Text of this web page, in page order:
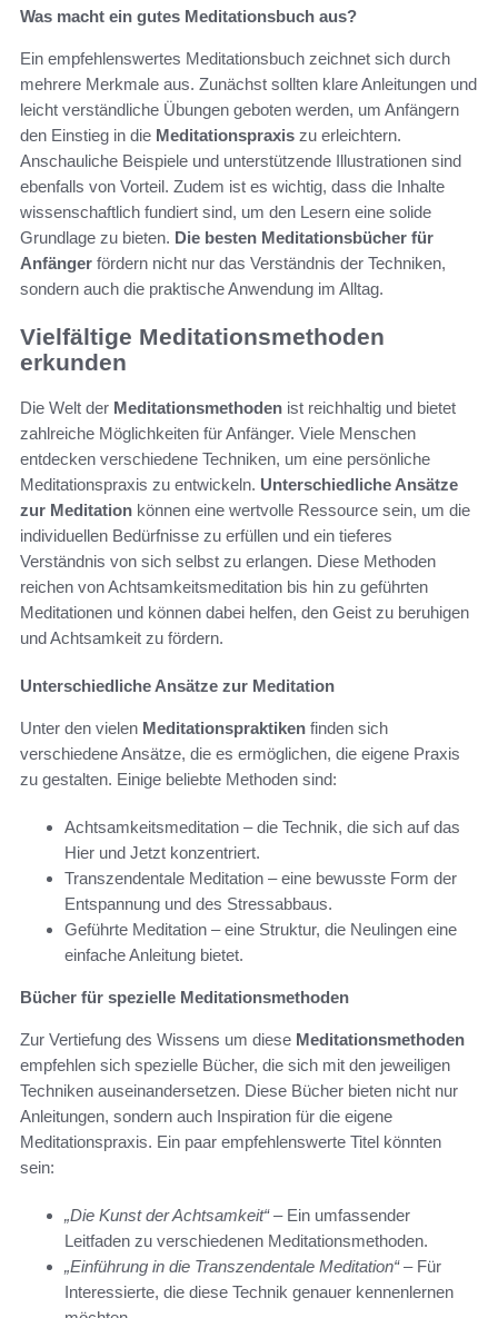
Was macht ein gutes Meditationsbuch aus?
Ein empfehlenswertes Meditationsbuch zeichnet sich durch
mehrere Merkmale aus. Zunächst sollten klare Anleitungen und
leicht verständliche Übungen geboten werden, um Anfängern
den Einstieg in die Meditationspraxis zu erleichtern.
Anschauliche Beispiele und unterstützende Illustrationen sind
ebenfalls von Vorteil. Zudem ist es wichtig, dass die Inhalte
wissenschaftlich fundiert sind, um den Lesern eine solide
Grundlage zu bieten. Die besten Meditationsbücher für
Anfänger fördern nicht nur das Verständnis der Techniken,
sondern auch die praktische Anwendung im Alltag.
Vielfältige Meditationsmethoden
erkunden
Die Welt der Meditationsmethoden ist reichhaltig und bietet
zahlreiche Möglichkeiten für Anfänger. Viele Menschen
entdecken verschiedene Techniken, um eine persönliche
Meditationspraxis zu entwickeln. Unterschiedliche Ansätze
zur Meditation können eine wertvolle Ressource sein, um die
individuellen Bedürfnisse zu erfüllen und ein tieferes
Verständnis von sich selbst zu erlangen. Diese Methoden
reichen von Achtsamkeitsmeditation bis hin zu geführten
Meditationen und können dabei helfen, den Geist zu beruhigen
und Achtsamkeit zu fördern.
Unterschiedliche Ansätze zur Meditation
Unter den vielen Meditationspraktiken finden sich
verschiedene Ansätze, die es ermöglichen, die eigene Praxis
zu gestalten. Einige beliebte Methoden sind:
Achtsamkeitsmeditation – die Technik, die sich auf das
Hier und Jetzt konzentriert.
Transzendentale Meditation – eine bewusste Form der
Entspannung und des Stressabbaus.
Geführte Meditation – eine Struktur, die Neulingen eine
einfache Anleitung bietet.
Bücher für spezielle Meditationsmethoden
Zur Vertiefung des Wissens um diese Meditationsmethoden
empfehlen sich spezielle Bücher, die sich mit den jeweiligen
Techniken auseinandersetzen. Diese Bücher bieten nicht nur
Anleitungen, sondern auch Inspiration für die eigene
Meditationspraxis. Ein paar empfehlenswerte Titel könnten
sein:
„Die Kunst der Achtsamkeit“– Ein umfassender
Leitfaden zu verschiedenen Meditationsmethoden.
„Einführung in die Transzendentale Meditation“– Für
Interessierte, die diese Technik genauer kennenlernen